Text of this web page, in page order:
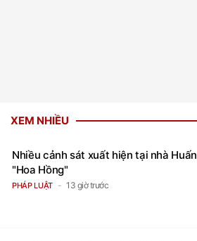
XEM NHIỀU
Nhiều cảnh sát xuất hiện tại nhà Huấn
"Hoa Hồng"
PHÁP LUẬT 13 giờ trước